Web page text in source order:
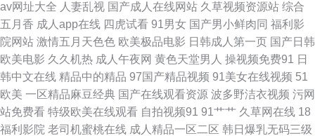
片 久久国产精品一区 男人色色天堂 超碰香蕉 青草网在线 欧美破处91 伦理
片儿 九九精品无码这里 激情福利影院 久草黄色网 精品韩国操逼 黄色DE网
址 久久超碰人人操 另类欧美 美女超碰 久久草视频 九九热这里有精品 黑人黄
色aA片 久久伊人熟女 伦理色电影 狼友激情网 精品久久国产 韩国盗摄视频
av网址大全 人妻乱视 国产成人在线网站 久草视频资源站 综合
五月香 成人app在线 四虎试看 91男女 国产男小鲜肉同 福利影
院网站 激情五月天色色 欧美极品电影 日韩成人第一页 国产日韩
欧美电影 久久机热 成人午夜网 黄色天堂男人 操视频免费91 日
韩中文在线 精品中的精品 97国产精品视频 91美女在线视频 51
欧美 一区精品麻豆经典 国产在线观看资源 波多野洁衣视频 污网
站免费看 特级欧美在线观看 自拍视频91 91艹艹 久草网在线 18
福利影院 老司机蜜桃在线 成人精品一区二区 韩日爆乳无码三级